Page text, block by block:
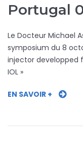
Portugal
Le Docteur Michael
symposium du 8
injector developped
IOL »
EN SAVOIR +